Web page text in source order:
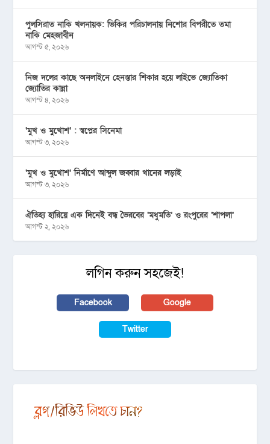
পুলসিরাত নাকি খলনায়ক: ভিকির পরিচালনায় নিশোর বিপরীতে তমা
নাকি মেহজাবীন
আগস্ট ৫, ২০২৬
নিজ দলের কাছে অনলাইনে হেনস্তার শিকার হয়ে লাইভে জ্যোতিকা
জ্যোতির কান্না
আগস্ট ৪, ২০২৬
‘মুখ ও মু্খোশ’ : স্বপ্নের সিনেমা
আগস্ট ৩, ২০২৬
‘মুখ ও মুখোশ’ নির্মাণে আব্দুল জব্বার খানের লড়াই
আগস্ট ৩, ২০২৬
ঐতিহ্য হারিয়ে এক দিনেই বন্ধ ভৈরবের ‘মধুমতি’ ও রংপুরের ‘শাপলা’
আগস্ট ২, ২০২৬
লগিন করুন সহজেই!
Facebook Google
Twitter